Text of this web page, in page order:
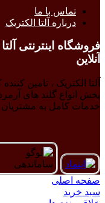
تماس با ما
درباره آلتا الکتریک
فروشگاه اینترنتی
آنلاین
آلتا الکتریک ، تامین
پخش انواع گلند های
خدمات کامل به
صفحه اصلی
سبد خرید